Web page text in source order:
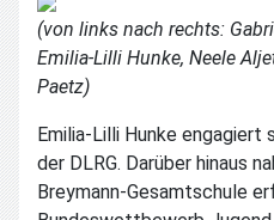
(von links nach rechts:
Emilia-Lilli Hunke, Neele
Paetz)
Emilia-Lilli Hunke engagiert
der DLRG. Darüber hinaus
Breymann-Gesamtschule